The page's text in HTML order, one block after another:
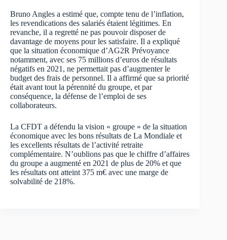
Bruno Angles a estimé que, compte tenu de l’inflation,
les revendications des salariés étaient légitimes. En
revanche, il a regretté ne pas pouvoir disposer de
davantage de moyens pour les satisfaire. Il a expliqué
que la situation économique d’AG2R Prévoyance
notamment, avec ses 75 millions d’euros de résultats
négatifs en 2021, ne permettait pas d’augmenter le
budget des frais de personnel. Il a affirmé que sa priorité
était avant tout la pérennité du groupe, et par
conséquence, la défense de l’emploi de ses
collaborateurs.
La CFDT a défendu la vision « groupe » de la situation
économique avec les bons résultats de La Mondiale et
les excellents résultats de l’activité retraite
complémentaire. N’oublions pas que le chiffre d’affaires
du groupe a augmenté en 2021 de plus de 20% et que
les résultats ont atteint 375 m€ avec une marge de
solvabilité de 218%.